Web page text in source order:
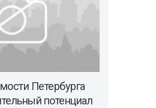
Петербурга
потенциал